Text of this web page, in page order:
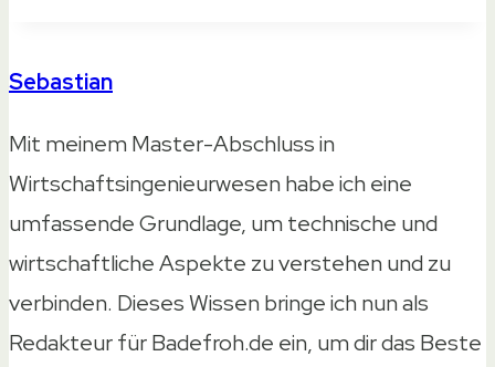
Sebastian
Mit meinem Master-Abschluss in
Wirtschaftsingenieurwesen habe ich eine
umfassende Grundlage, um technische und
wirtschaftliche Aspekte zu verstehen und zu
verbinden. Dieses Wissen bringe ich nun als
Redakteur für Badefroh.de ein, um dir das Beste